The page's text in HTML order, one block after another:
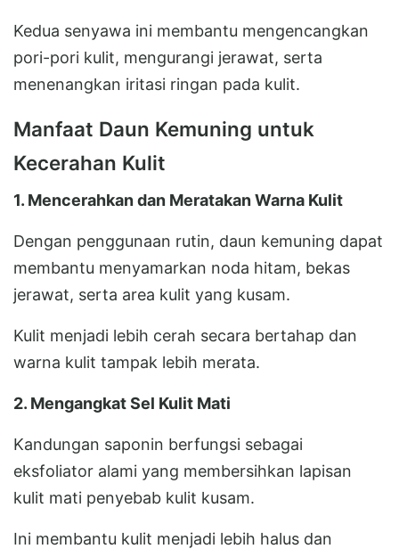
Kedua senyawa ini membantu mengencangkan
pori-pori kulit, mengurangi jerawat, serta
menenangkan iritasi ringan pada kulit.
Manfaat Daun Kemuning untuk
Kecerahan Kulit
1. Mencerahkan dan Meratakan Warna Kulit
Dengan penggunaan rutin, daun kemuning dapat
membantu menyamarkan noda hitam, bekas
jerawat, serta area kulit yang kusam.
Kulit menjadi lebih cerah secara bertahap dan
warna kulit tampak lebih merata.
2. Mengangkat Sel Kulit Mati
Kandungan saponin berfungsi sebagai
eksfoliator alami yang membersihkan lapisan
kulit mati penyebab kulit kusam.
Ini membantu kulit menjadi lebih halus dan